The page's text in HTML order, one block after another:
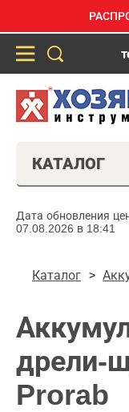
КАТАЛОГ
Дата обновления
07.08.2026 в 18:41
Каталог
дрели-
Prorab